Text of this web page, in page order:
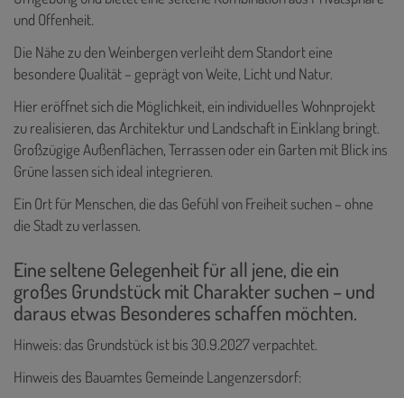
und Offenheit.
Die Nähe zu den Weinbergen verleiht dem Standort eine
besondere Qualität – geprägt von Weite, Licht und Natur.
Hier eröffnet sich die Möglichkeit, ein individuelles Wohnprojekt
zu realisieren, das Architektur und Landschaft in Einklang bringt.
Großzügige Außenflächen, Terrassen oder ein Garten mit Blick ins
Grüne lassen sich ideal integrieren.
Ein Ort für Menschen, die das Gefühl von Freiheit suchen – ohne
die Stadt zu verlassen.
Eine seltene Gelegenheit für all jene, die ein
großes Grundstück mit Charakter suchen – und
daraus etwas Besonderes schaffen möchten.
Hinweis: das Grundstück ist bis 30.9.2027 verpachtet.
Hinweis des Bauamtes Gemeinde Langenzersdorf: